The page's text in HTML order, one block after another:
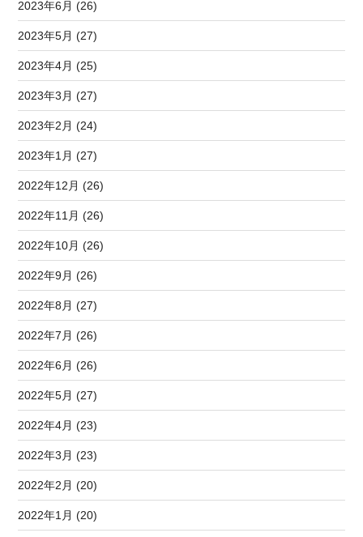
2023年6月 (26)
2023年5月 (27)
2023年4月 (25)
2023年3月 (27)
2023年2月 (24)
2023年1月 (27)
2022年12月 (26)
2022年11月 (26)
2022年10月 (26)
2022年9月 (26)
2022年8月 (27)
2022年7月 (26)
2022年6月 (26)
2022年5月 (27)
2022年4月 (23)
2022年3月 (23)
2022年2月 (20)
2022年1月 (20)